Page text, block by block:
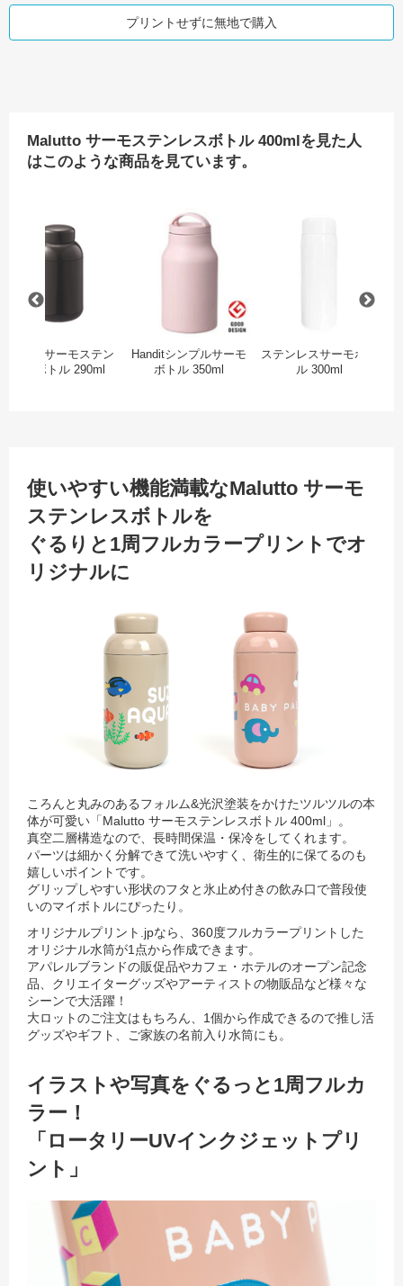
プリントせずに無地で購入
Malutto サーモステンレスボトル 400mlを見た人
はこのような商品を見ています。
ラデーションサーモタンクボトル 300ml
Malutto サーモステン
レスボトル 290ml
Malutto サーモステンレスボトル 290ml
Handitシンプルサーモ
ボトル 350ml
ステンレスサーモボト
ル 300ml
使いやすい機能満載なMalutto サーモ
ステンレスボトルを
ぐるりと1周フルカラープリントでオ
リジナルに
ころんと丸みのあるフォルム&光沢塗装をかけたツルツルの本
体が可愛い「Malutto サーモステンレスボトル 400ml」。
真空二層構造なので、長時間保温・保冷をしてくれます。
パーツは細かく分解できて洗いやすく、衛生的に保てるのも
嬉しいポイントです。
グリップしやすい形状のフタと氷止め付きの飲み口で普段使
いのマイボトルにぴったり。
オリジナルプリント.jpなら、360度フルカラープリントした
オリジナル水筒が1点から作成できます。
アパレルブランドの販促品やカフェ・ホテルのオープン記念
品、クリエイターグッズやアーティストの物販品など様々な
シーンで大活躍！
大ロットのご注文はもちろん、1個から作成できるので推し活
グッズやギフト、ご家族の名前入り水筒にも。
イラストや写真をぐるっと1周フルカ
ラー！
「ロータリーUVインクジェットプリ
ント」